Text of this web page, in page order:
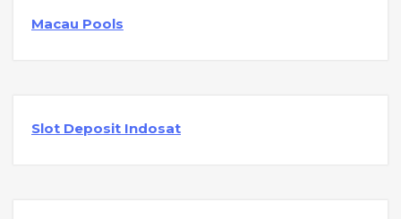
Macau Pools
Slot Deposit Indosat